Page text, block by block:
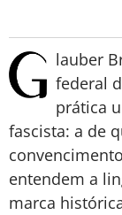
lauber
federal
prática
fascista: a de
entendem a
marca